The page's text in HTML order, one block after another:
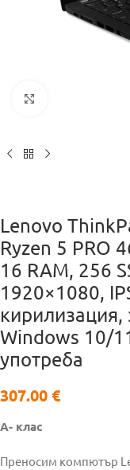
Lenovo
Ryzen 5 PRO
16 RAM, 256
1920×1080,
Windows 10/
употреба
307.00 €
А- клас
Преносим компютър